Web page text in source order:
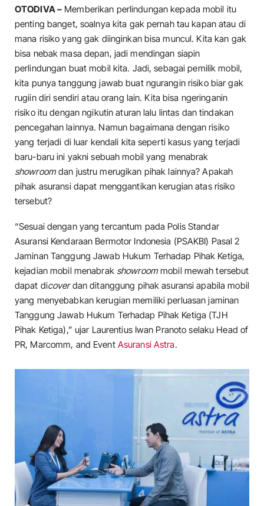
OTODIVA – Memberikan perlindungan kepada mobil itu
penting banget, soalnya kita gak pernah tau kapan atau di
mana risiko yang gak diinginkan bisa muncul. Kita kan gak
bisa nebak masa depan, jadi mendingan siapin
perlindungan buat mobil kita. Jadi, sebagai pemilik mobil,
kita punya tanggung jawab buat ngurangin risiko biar gak
rugiin diri sendiri atau orang lain. Kita bisa ngeringanin
risiko itu dengan ngikutin aturan lalu lintas dan tindakan
pencegahan lainnya. Namun bagaimana dengan risiko
yang terjadi di luar kendali kita seperti kasus yang terjadi
baru-baru ini yakni sebuah mobil yang menabrak
showroomdan justru merugikan pihak lainnya? Apakah
pihak asuransi dapat menggantikan kerugian atas risiko
tersebut?
“Sesuai dengan yang tercantum pada Polis Standar
Asuransi Kendaraan Bermotor Indonesia (PSAKBI) Pasal 2
Jaminan Tanggung Jawab Hukum Terhadap Pihak Ketiga,
kejadian mobil menabrak showroommobil mewah tersebut
dapat dicoverdan ditanggung pihak asuransi apabila mobil
yang menyebabkan kerugian memiliki perluasan jaminan
Tanggung Jawab Hukum Terhadap Pihak Ketiga (TJH
Pihak Ketiga),” ujar Laurentius Iwan Pranoto selaku Head of
PR, Marcomm, and EventAsuransi Astra.